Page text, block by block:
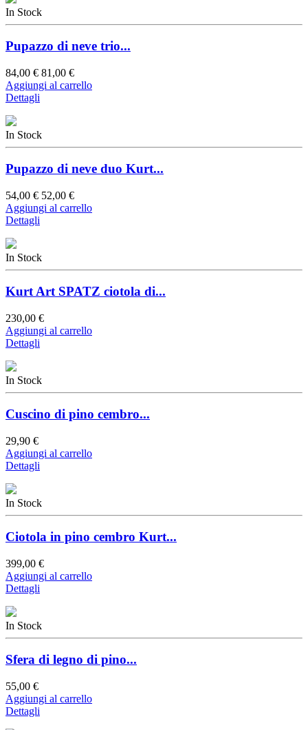
In Stock
Pupazzo di neve trio...
84,00 € 81,00 €
Aggiungi al carrello
Dettagli
In Stock
Pupazzo di neve duo Kurt...
54,00 € 52,00 €
Aggiungi al carrello
Dettagli
In Stock
Kurt Art SPATZ ciotola di...
230,00 €
Aggiungi al carrello
Dettagli
In Stock
Cuscino di pino cembro...
29,90 €
Aggiungi al carrello
Dettagli
In Stock
Ciotola in pino cembro Kurt...
399,00 €
Aggiungi al carrello
Dettagli
In Stock
Sfera di legno di pino...
55,00 €
Aggiungi al carrello
Dettagli